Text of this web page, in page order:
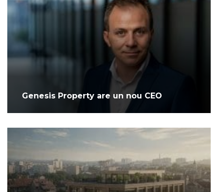
Genesis Property are un nou CEO